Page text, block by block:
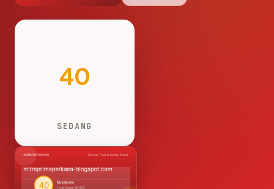
40
SEDANG